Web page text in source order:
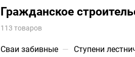
Гражданское
113 товаров
Сваи забивные — Ступени